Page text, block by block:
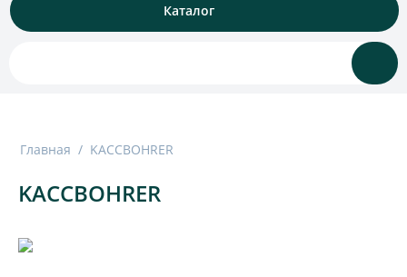
Каталог
Главная / KACCBOHRER
KACCBOHRER